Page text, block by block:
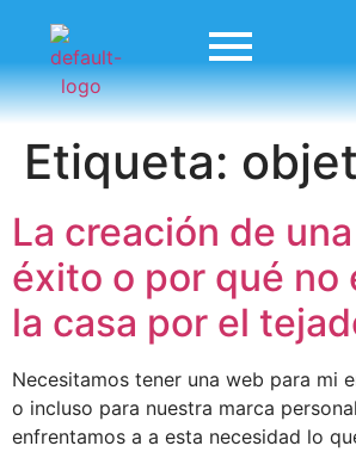
Etiqueta:
La creación de
éxito o por qué no
la casa por el
Necesitamos tener una web para mi
o incluso para nuestra marca
enfrentamos a a esta necesidad lo